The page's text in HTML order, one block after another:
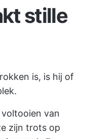
stille
is, is hij of
van
zijn trots op